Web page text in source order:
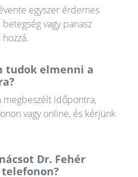
egyszer érdemes
vagy panasz
tudok elmenni a
időpontra,
vagy online, és kérjünk
Dr. Fehér